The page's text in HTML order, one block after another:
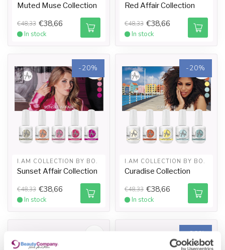
Muted Muse Collection
€48,33 €38,66
In stock
Red Affair Collection
€48,33 €38,66
In stock
-20%
I.AM COLLECTION BY BO.
Sunset Affair Collection
€48,33 €38,66
In stock
-20%
I.AM COLLECTION BY BO.
Curadise Collection
€48,33 €38,66
In stock
-20%